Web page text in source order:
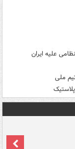
علیه ایران